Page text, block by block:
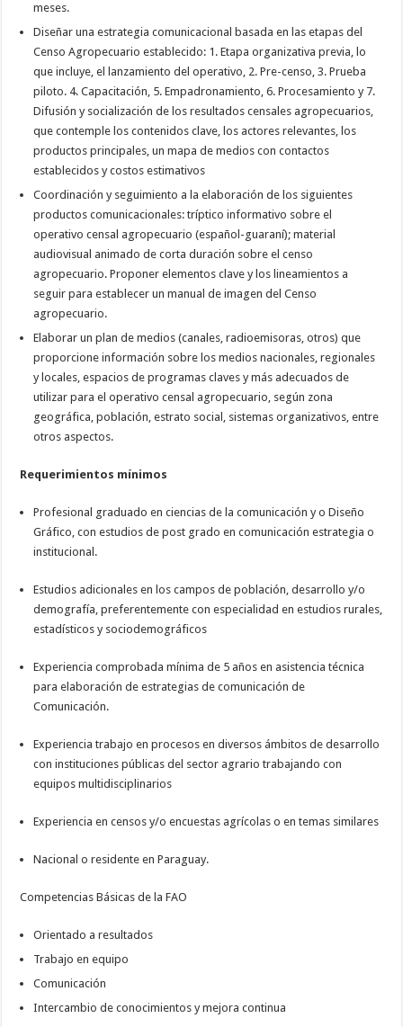
meses.
Diseñar una estrategia comunicacional basada en las etapas del
Censo Agropecuario establecido: 1. Etapa organizativa previa, lo
que incluye, el lanzamiento del operativo, 2. Pre-censo, 3. Prueba
piloto. 4. Capacitación, 5. Empadronamiento, 6. Procesamiento y 7.
Difusión y socialización de los resultados censales agropecuarios,
que contemple los contenidos clave, los actores relevantes, los
productos principales, un mapa de medios con contactos
establecidos y costos estimativos
Coordinación y seguimiento a la elaboración de los siguientes
productos comunicacionales: tríptico informativo sobre el
operativo censal agropecuario (español-guaraní); material
audiovisual animado de corta duración sobre el censo
agropecuario. Proponer elementos clave y los lineamientos a
seguir para establecer un manual de imagen del Censo
agropecuario.
Elaborar un plan de medios (canales, radioemisoras, otros) que
proporcione información sobre los medios nacionales, regionales
y locales, espacios de programas claves y más adecuados de
utilizar para el operativo censal agropecuario, según zona
geográfica, población, estrato social, sistemas organizativos, entre
otros aspectos.
Requerimientos mínimos
Profesional graduado en ciencias de la comunicación y o Diseño
Gráfico, con estudios de post grado en comunicación estrategia o
institucional.
Estudios adicionales en los campos de población, desarrollo y/o
demografía, preferentemente con especialidad en estudios rurales,
estadísticos y sociodemográficos
Experiencia comprobada mínima de 5 años en asistencia técnica
para elaboración de estrategias de comunicación de
Comunicación.
Experiencia trabajo en procesos en diversos ámbitos de desarrollo
con instituciones públicas del sector agrario trabajando con
equipos multidisciplinarios
Experiencia en censos y/o encuestas agrícolas o en temas similares
Nacional o residente en Paraguay.
Competencias Básicas de la FAO
Orientado a resultados
Trabajo en equipo
Comunicación
Intercambio de conocimientos y mejora continua